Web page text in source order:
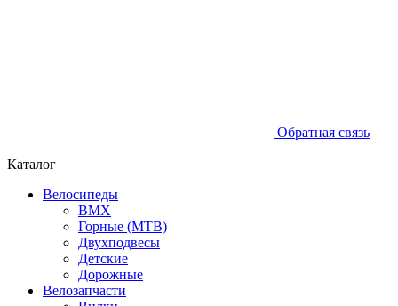
Обратная связь
Каталог
Велосипеды
BMX
Горные (MTB)
Двухподвесы
Детские
Дорожные
Велозапчасти